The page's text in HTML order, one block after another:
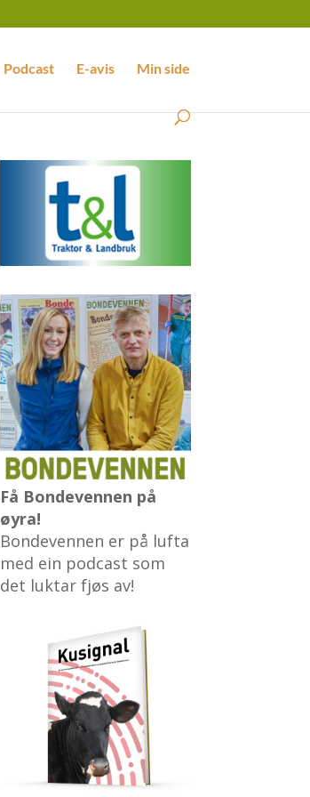
Podcast E-avis Min side
Få Bondevennen på
øyra!
Bondevennen er på lufta
med ein podcast som
det luktar fjøs av!